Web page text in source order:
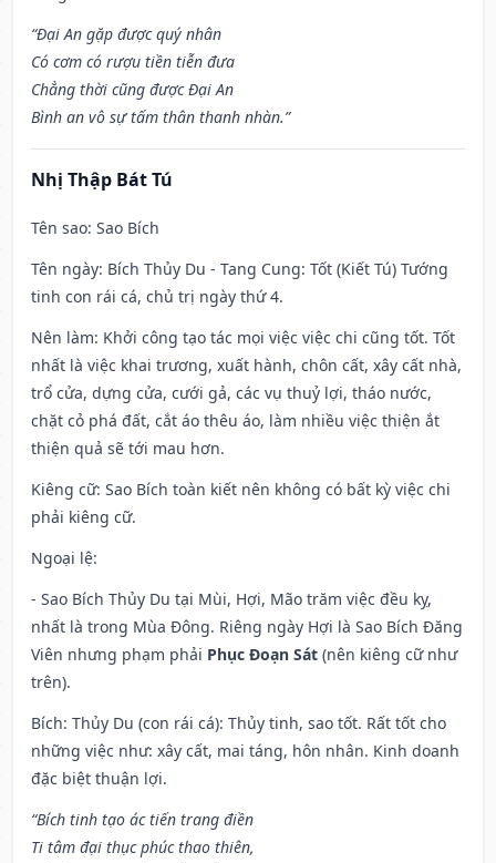
“Đại An gặp được quý nhân
Có cơm có rượu tiền tiễn đưa
Chẳng thời cũng được Đại An
Bình an vô sự tấm thân thanh nhàn.”
Nhị Thập Bát Tú
Tên sao: Sao Bích
Tên ngày: Bích Thủy Du - Tang Cung: Tốt (Kiết Tú) Tướng
tinh con rái cá, chủ trị ngày thứ 4.
Nên làm: Khởi công tạo tác mọi việc việc chi cũng tốt. Tốt
nhất là việc khai trương, xuất hành, chôn cất, xây cất nhà,
trổ cửa, dựng cửa, cưới gả, các vụ thuỷ lợi, tháo nước,
chặt cỏ phá đất, cắt áo thêu áo, làm nhiều việc thiện ắt
thiện quả sẽ tới mau hơn.
Kiêng cữ: Sao Bích toàn kiết nên không có bất kỳ việc chi
phải kiêng cữ.
Ngoại lệ:
- Sao Bích Thủy Du tại Mùi, Hợi, Mão trăm việc đều kỵ,
nhất là trong Mùa Đông. Riêng ngày Hợi là Sao Bích Đăng
Viên nhưng phạm phải Phục Đoạn Sát (nên kiêng cữ như
trên).
Bích: Thủy Du (con rái cá): Thủy tinh, sao tốt. Rất tốt cho
những việc như: xây cất, mai táng, hôn nhân. Kinh doanh
đặc biệt thuận lợi.
“Bích tinh tạo ác tiến trang điền
Ti tâm đại thục phúc thao thiên,